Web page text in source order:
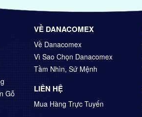
Gỗ
VỀ DANACOMEX
Về Danacomex
Vì Sao Chọn Danacomex
Tầm Nhìn, Sứ Mệnh
LIÊN HỆ
Mua Hàng Trực Tuyến